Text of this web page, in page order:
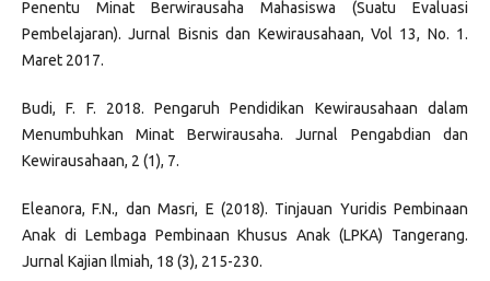
Penentu Minat Berwirausaha Mahasiswa (Suatu Evaluasi
Pembelajaran). Jurnal Bisnis dan Kewirausahaan, Vol 13, No. 1.
Maret 2017.
Budi, F. F. 2018. Pengaruh Pendidikan Kewirausahaan dalam
Menumbuhkan Minat Berwirausaha. Jurnal Pengabdian dan
Kewirausahaan, 2 (1), 7.
Eleanora, F.N., dan Masri, E (2018). Tinjauan Yuridis Pembinaan
Anak di Lembaga Pembinaan Khusus Anak (LPKA) Tangerang.
Jurnal Kajian Ilmiah, 18 (3), 215-230.